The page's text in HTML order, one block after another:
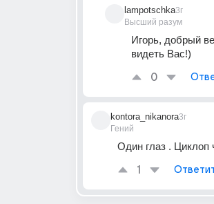
lampotschka
Высший разум
3г
Игорь, добрый
видеть Вас!)
0
kontora_nikanora
Гений
3г
Один глаз . Циклоп
1